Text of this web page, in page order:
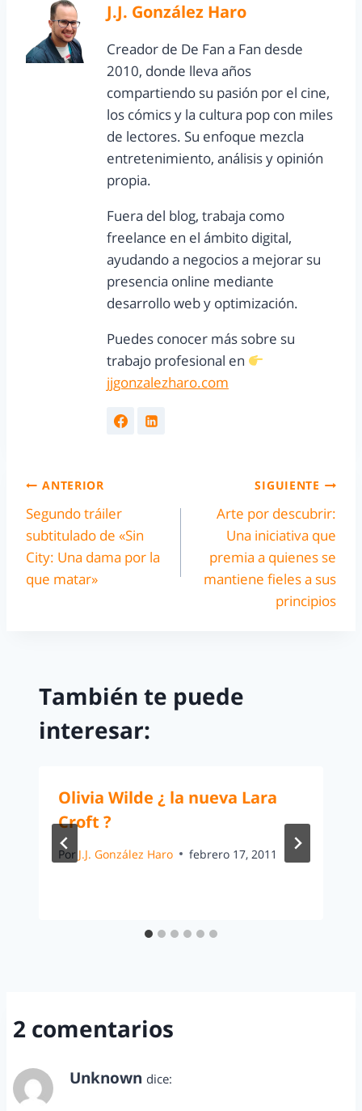
J.J. González Haro
Creador de De Fan a Fan desde
2010, donde lleva años
compartiendo su pasión por el cine,
los cómics y la cultura pop con miles
de lectores. Su enfoque mezcla
entretenimiento, análisis y opinión
propia.
Fuera del blog, trabaja como
freelance en el ámbito digital,
ayudando a negocios a mejorar su
presencia online mediante
desarrollo web y optimización.
Puedes conocer más sobre su
trabajo profesional en
jjgonzalezharo.com
ANTERIOR
Segundo tráiler
subtitulado de «Sin
City: Una dama por la
que matar»
SIGUIENTE
Arte por descubrir:
Una iniciativa que
premia a quienes se
mantiene fieles a sus
principios
También te puede
interesar:
Olivia Wilde ¿ la nueva Lara
Croft ?
Por J.J. González Haro febrero 17, 2011
2 comentarios
Unknown dice: